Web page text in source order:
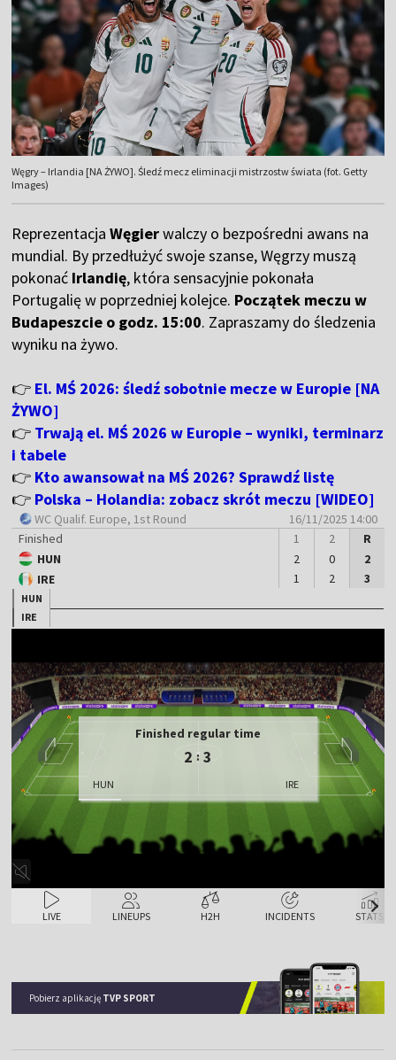
Węgry – Irlandia [NA ŻYWO]. Śledź mecz eliminacji mistrzostw świata (fot. Getty
Images)
ReprezentacjaWęgierwalczy o bezpośredni awans na
mundial. By przedłużyć swoje szanse, Węgrzy muszą
pokonać Irlandię, która sensacyjnie pokonała
Portugalię w poprzedniej kolejce. Początek meczu w
Budapeszcie o godz. 15:00. Zapraszamy do śledzenia
wyniku na żywo.
👉 El. MŚ 2026: śledź sobotnie mecze w Europie [NA
ŻYWO]
👉 Trwają el. MŚ 2026 w Europie – wyniki, terminarz
i tabele
👉 Kto awansował na MŚ 2026? Sprawdź listę
👉 Polska – Holandia: zobacz skrót meczu [WIDEO]
WC Qualif. Europe, 1st Round
16/11/2025 14:00
Finished
HUN
IRE
1
2
1
2
0
2
R
2
3
HUN
IRE
LIVE LINEUPS H2H INCIDENTS STATS
Finished regular time
HUN
2 : 3
IRE
Pobierz aplikację TVP SPORT